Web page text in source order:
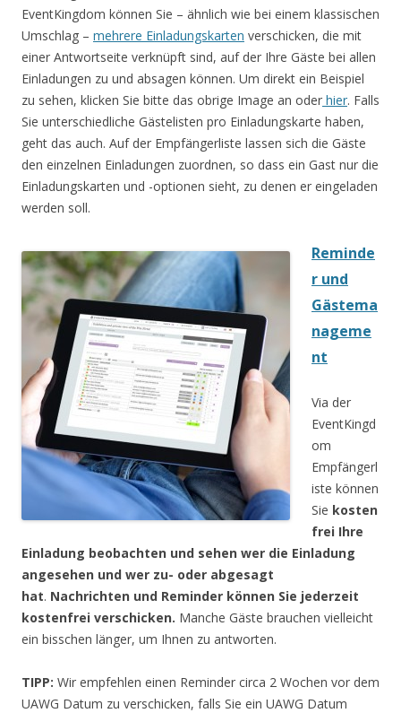
EventKingdom können Sie – ähnlich wie bei einem klassischen
Umschlag – mehrere Einladungskarten verschicken, die mit
einer Antwortseite verknüpft sind, auf der Ihre Gäste bei allen
Einladungen zu und absagen können. Um direkt ein Beispiel
zu sehen, klicken Sie bitte das obrige Image an oder hier. Falls
Sie unterschiedliche Gästelisten pro Einladungskarte haben,
geht das auch. Auf der Empfängerliste lassen sich die Gäste
den einzelnen Einladungen zuordnen, so dass ein Gast nur die
Einladungskarten und -optionen sieht, zu denen er eingeladen
werden soll.
Reminde
r und
Gästema
nageme
nt
Via der
EventKingd
om
Empfängerl
iste können
Sie kosten
frei Ihre
Einladung beobachten und sehen wer die Einladung
angesehen und wer zu- oder abgesagt
hat. Nachrichten und Reminder können Sie jederzeit
kostenfrei verschicken. Manche Gäste brauchen vielleicht
ein bisschen länger, um Ihnen zu antworten.
TIPP: Wir empfehlen einen Reminder circa 2 Wochen vor dem
UAWG Datum zu verschicken, falls Sie ein UAWG Datum